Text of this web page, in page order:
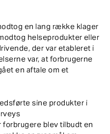
en lang række klager
helseprodukter eller
der var etableret i
var, at forbrugerne
en aftale om et
sine produkter i
blev tilbudt en